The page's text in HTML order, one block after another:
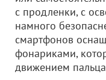
с продленки, с
намного
смартфонов
фонариками,
движением